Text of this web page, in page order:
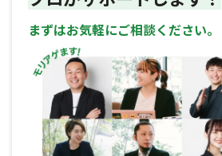
まずはお気軽にご相談ください。